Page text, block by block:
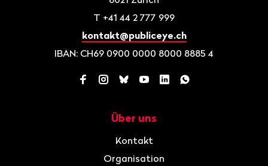
T +41 44 2 777 999
kontakt@publiceye.ch
IBAN: CH69 0900 0000 8000 8885 4
Facebook
Instagram
BlueskyYouTube
LinkedInWhatsApp
Über uns
Kontakt
Organisation